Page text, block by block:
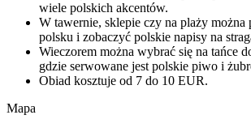
wiele polskich akcentów.
W tawernie, sklepie czy na plaży można
polsku i zobaczyć polskie napisy na
Wieczorem można wybrać się na tańce
gdzie serwowane jest polskie piwo i
Obiad kosztuje od 7 do 10 EUR.
Mapa